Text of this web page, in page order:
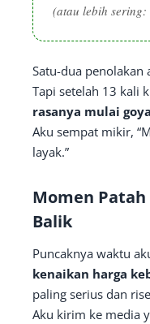
(atau lebih sering:
Satu-dua penolakan
Tapi setelah 13 kali
rasanya mulai
Aku sempat mikir,
layak.”
Momen
Balik
Puncaknya waktu
kenaikan harga
paling serius dan
Aku kirim ke media